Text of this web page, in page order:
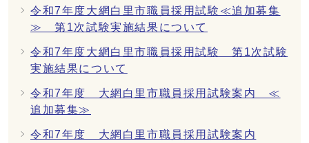
令和7年度大網白里市職員採用試験≪追加募集
≫ 第1次試験実施結果について
令和7年度大網白里市職員採用試験 第1次試験
実施結果について
令和7年度 大網白里市職員採用試験案内 ≪
追加募集≫
令和7年度 大網白里市職員採用試験案内